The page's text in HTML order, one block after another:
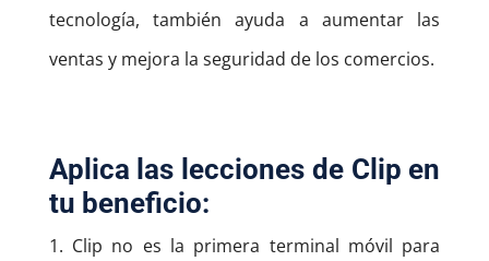
tecnología, también ayuda a aumentar las
ventas y mejora la seguridad de los comercios.
Aplica las lecciones de Clip en
tu beneficio:
Clip no es la primera terminal móvil para